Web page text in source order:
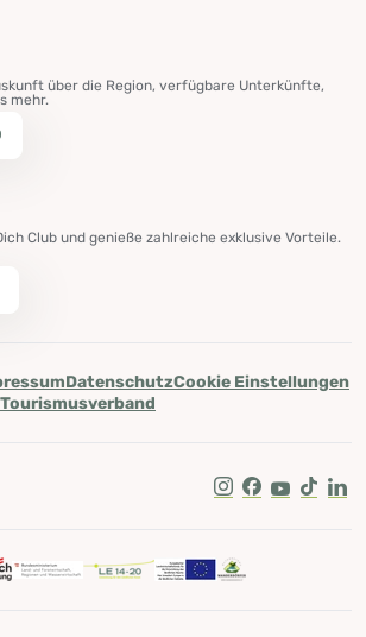
über die Region, verfügbare Unterkünfte,
mehr.
Club und genieße zahlreiche exklusive Vorteile.
DatenschutzCookie Einstellungen
Tourismusverband
Instagram
Facebook
Youtube
Tik Tok